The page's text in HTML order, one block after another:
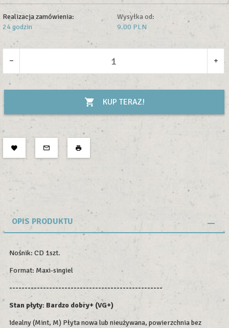
Realizacja zamówienia:
24 godzin
Wysyłka od:
9.00 PLN
KUP TERAZ!
OPIS PRODUKTU
Nośnik: CD 1szt.
Format: Maxi-singiel
--------------------------------------------------
Stan płyty: Bardzo dobry+ (VG+)
Idealny (Mint, M) Płyta nowa lub nieużywana, powierzchnia bez